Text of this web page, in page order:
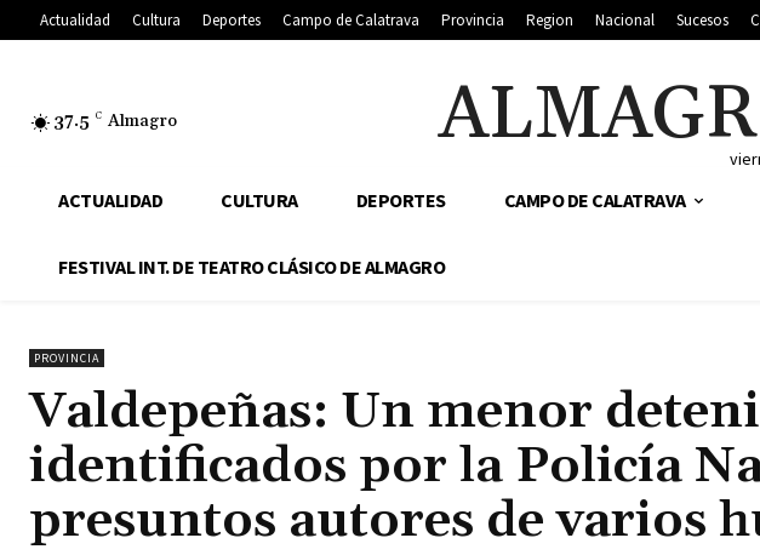
Actualidad Cultura Deportes Campo de Calatrava Provincia Region Nacional Sucesos
37.5 C Almagro
ACTUALIDAD CULTURA DEPORTES CAMPO DE CALATRAVA
FESTIVAL INT. DE TEATRO CLÁSICO DE ALMAGRO
PROVINCIA
Valdepeñas: Un menor
identificados por la Policía
presuntos autores de varios